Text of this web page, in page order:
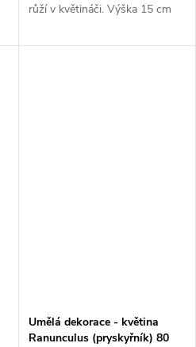
růží v květináči. Výška 15 cm
Umělá dekorace - květina
Ranunculus (pryskyřník) 80